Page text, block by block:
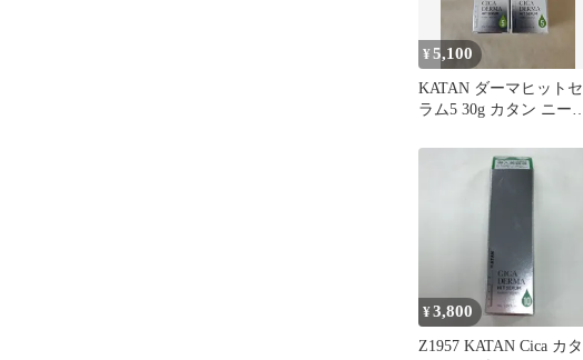
¥5,100
KATAN ダーマヒットセ
ラム5 30g カタン ニード
¥3,800
Z1957 KATAN Cica カタ